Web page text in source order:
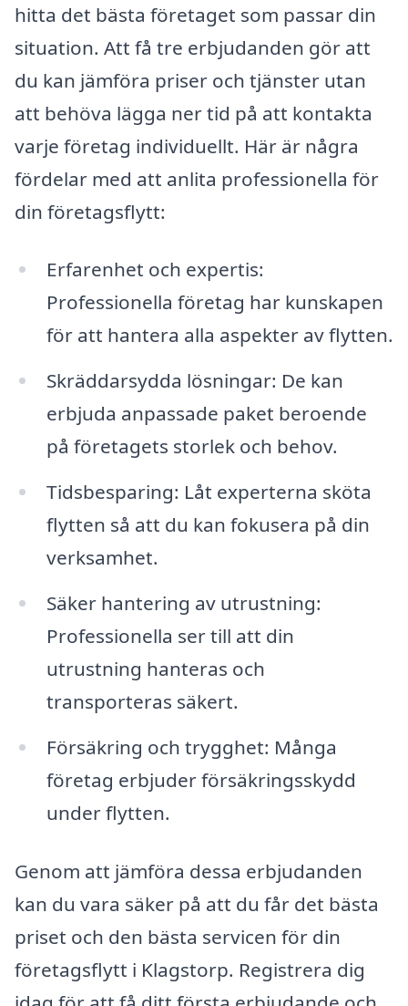
hitta det bästa företaget som passar din
situation. Att få tre erbjudanden gör att
du kan jämföra priser och tjänster utan
att behöva lägga ner tid på att kontakta
varje företag individuellt. Här är några
fördelar med att anlita professionella för
din företagsflytt:
Erfarenhet och expertis:
Professionella företag har kunskapen
för att hantera alla aspekter av flytten.
Skräddarsydda lösningar: De kan
erbjuda anpassade paket beroende
på företagets storlek och behov.
Tidsbesparing: Låt experterna sköta
flytten så att du kan fokusera på din
verksamhet.
Säker hantering av utrustning:
Professionella ser till att din
utrustning hanteras och
transporteras säkert.
Försäkring och trygghet: Många
företag erbjuder försäkringsskydd
under flytten.
Genom att jämföra dessa erbjudanden
kan du vara säker på att du får det bästa
priset och den bästa servicen för din
företagsflytt i Klagstorp. Registrera dig